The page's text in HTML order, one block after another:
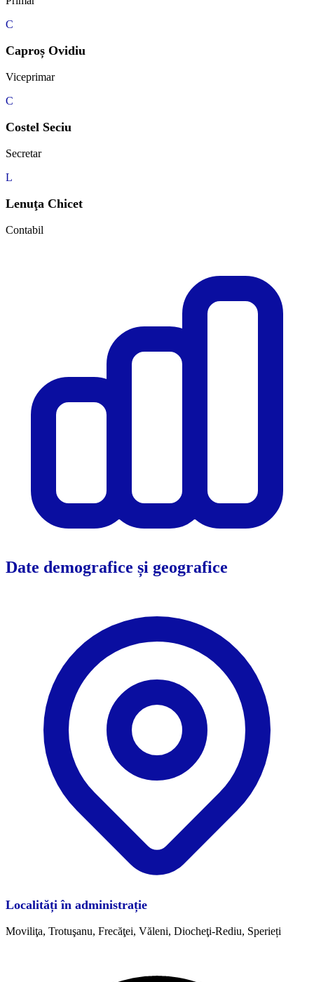
C
Caproș Ovidiu
Viceprimar
C
Costel Seciu
Secretar
L
Lenuţa Chicet
Contabil
Date demografice și geografice
Localități în administrație
Moviliţa, Trotuşanu, Frecăţei, Văleni, Diocheţi-Rediu, Sperieți